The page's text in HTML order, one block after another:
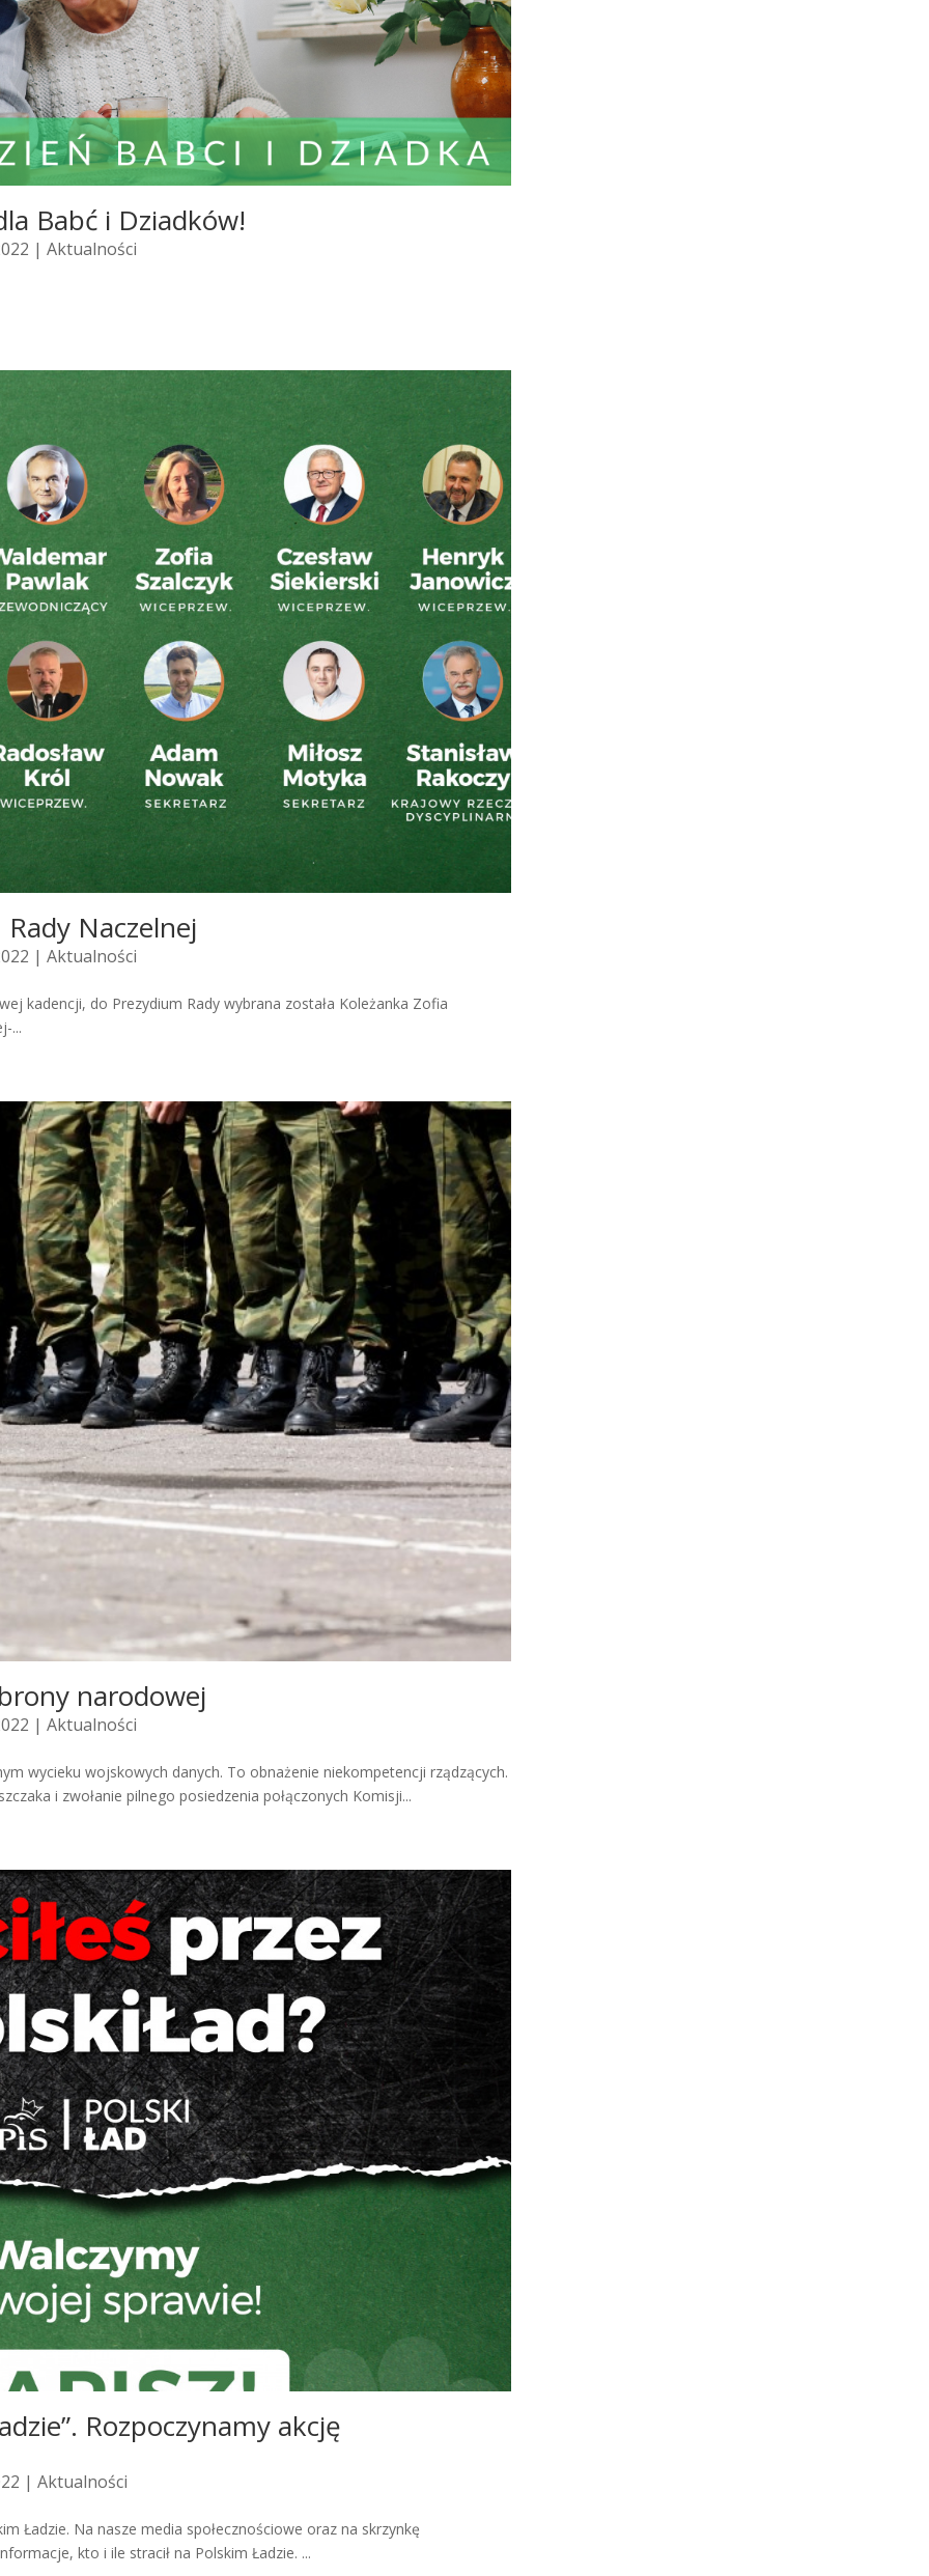
Babć i Dziadków!
|Aktualności
Naczelnej
|Aktualności
kadencji, do Prezydium Rady wybrana została Koleżanka Zofia
...
narodowej
|Aktualności
wycieku wojskowych danych. To obnażenie niekompetencji rządzących.
i zwołanie pilnego posiedzenia połączonych Komisji...
Rozpoczynamy akcję
|Aktualności
Ładzie. Na nasze media społecznościowe oraz na skrzynkę
kto i ile stracił na Polskim Ładzie. ...